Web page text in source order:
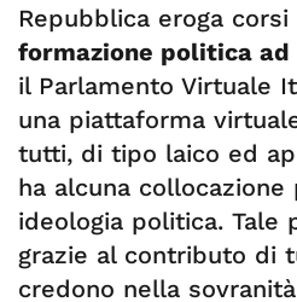
Repubblica eroga
formazione politica ad
il Parlamento Virtuale
una piattaforma
tutti, di tipo laico ed
ha alcuna
ideologia politica. Tale
grazie al contributo di
credono nella